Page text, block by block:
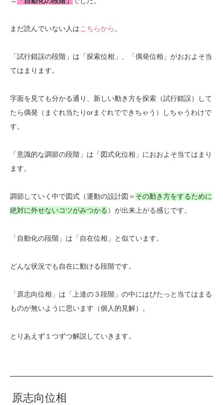
まだ読んでいない人はこちらから。
「試行錯誤の段階」は「探索位相」、「偶発位相」がおおよそ当
てはまります。
字面を見ても分かる通り、新しい動き方を探索（試行錯誤）して
たら偶発（まぐれ当たりorまぐれでできちゃう）しちゃうわけで
す。
「意識的な調節の段階」は「図式化位相」におおよそ当てはまり
ます。
調節していく中で図式（運動の設計図＝ その動き方をするために
絶対に外せないコツがみつかる ）が出来上がる感じです。
「自動化の段階」は「自在位相」と似ています。
どんな状況でも自在に動ける段階です。
「原志向位相」は「上達の３段階」の中にはぴたっと当てはまる
ものが無いように思います（個人的見解）。
とりあえず１つずつ解説していきます。
原志向位相